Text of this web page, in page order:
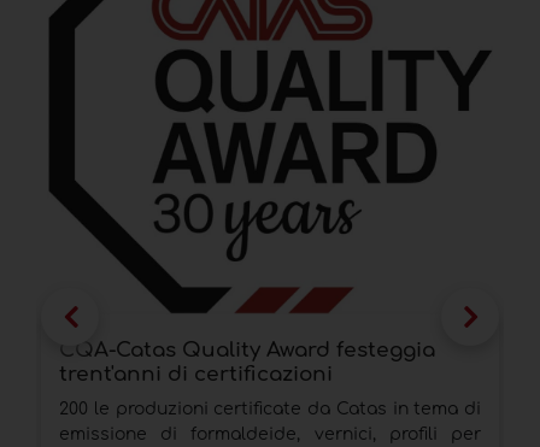
CQA-Catas Quality Award festeggia
trent'anni di certificazioni
200 le produzioni certificate da Catas in tema di
emissione di formaldeide, vernici, profili per